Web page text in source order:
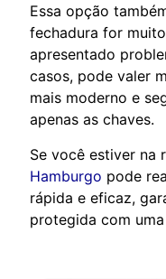
Essa opção
fechadura for
apresentado
casos, pode valer
mais moderno e
apenas as chaves.
Se você estiver na
Hamburgo pode
rápida e eficaz,
protegida com